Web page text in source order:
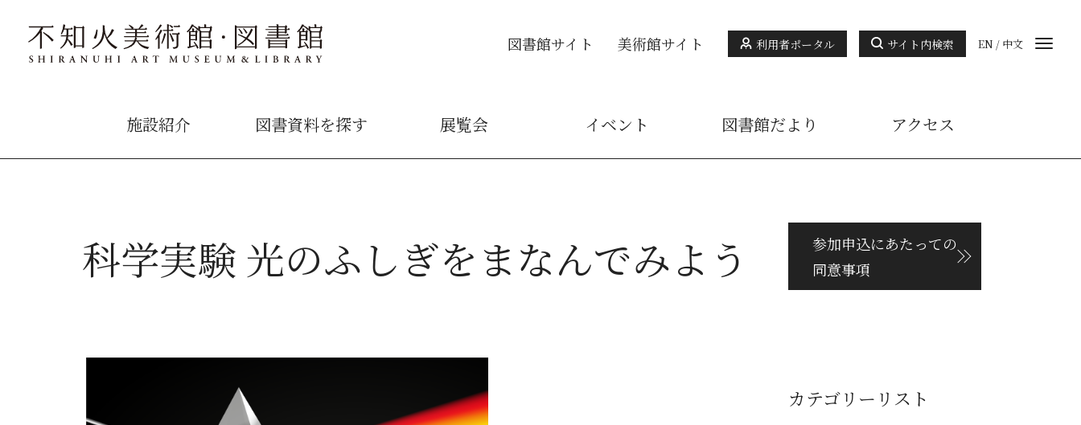
図書館サイト 美術館サイト 利用者ポータル サイト内検索 EN / 中文
施設紹介 図書資料を探す 展覧会 イベント 図書館だより アクセス
科学実験 光のふしぎをまなんでみよう
参加申込にあたっての
同意事項
カテゴリーリスト